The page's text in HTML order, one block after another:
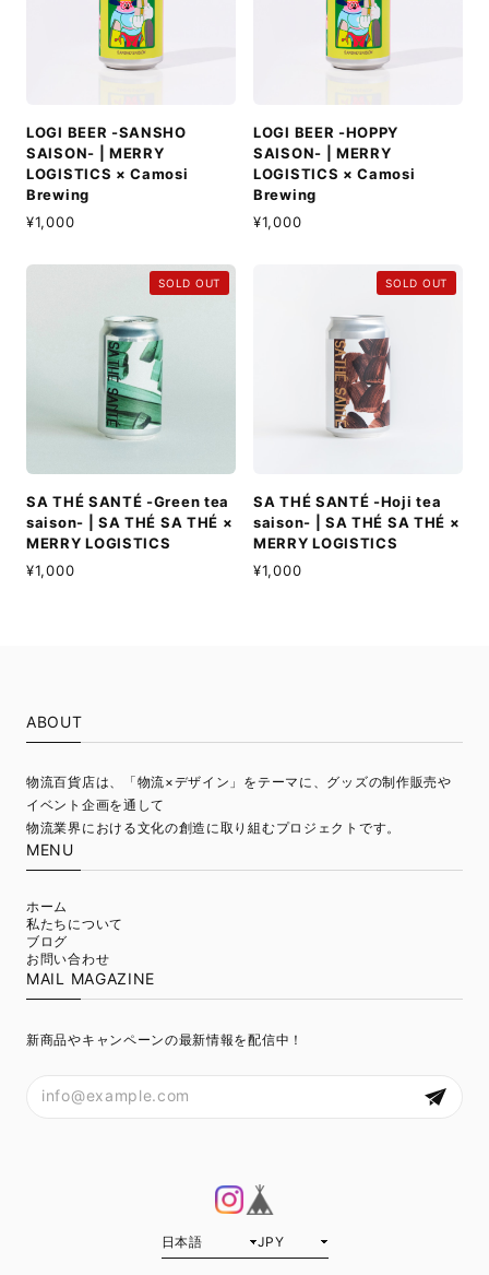
LOGI BEER -SANSHO
SAISON- | MERRY
LOGISTICS × Camosi
Brewing
¥1,000
LOGI BEER -HOPPY
SAISON- | MERRY
LOGISTICS × Camosi
Brewing
¥1,000
SOLD OUT
SA THÉ SANTÉ -Green tea
saison- | SA THÉ SA THÉ ×
MERRY LOGISTICS
¥1,000
SOLD OUT
SA THÉ SANTÉ -Hoji tea
saison- | SA THÉ SA THÉ ×
MERRY LOGISTICS
¥1,000
ABOUT
物流百貨店は、「物流×デザイン」をテーマに、グッズの制作販売や
イベント企画を通して
物流業界における文化の創造に取り組むプロジェクトです。
MENU
ホーム
私たちについて
ブログ
お問い合わせ
MAIL MAGAZINE
新商品やキャンペーンの最新情報を配信中！